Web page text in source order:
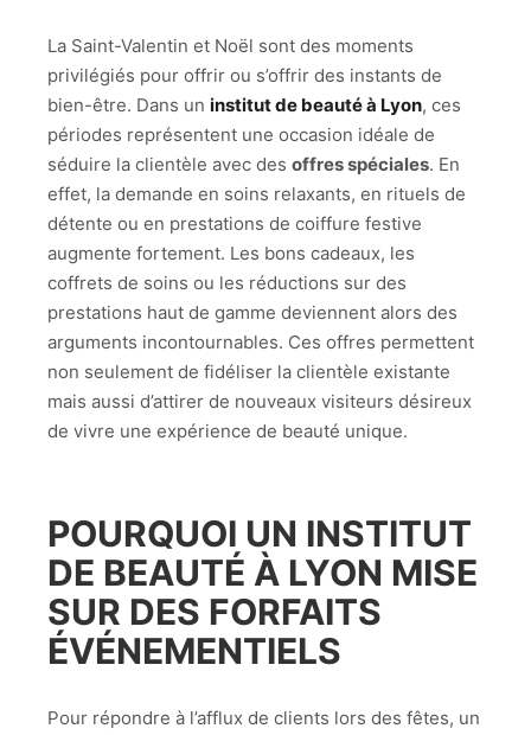
La Saint-Valentin et Noël sont des moments
privilégiés pour offrir ou s’offrir des instants de
bien-être. Dans un institut de beauté à Lyon, ces
périodes représentent une occasion idéale de
séduire la clientèle avec des offres spéciales. En
effet, la demande en soins relaxants, en rituels de
détente ou en prestations de coiffure festive
augmente fortement. Les bons cadeaux, les
coffrets de soins ou les réductions sur des
prestations haut de gamme deviennent alors des
arguments incontournables. Ces offres permettent
non seulement de fidéliser la clientèle existante
mais aussi d’attirer de nouveaux visiteurs désireux
de vivre une expérience de beauté unique.
POURQUOI UN INSTITUT
DE BEAUTÉ À LYON MISE
SUR DES FORFAITS
ÉVÉNEMENTIELS
Pour répondre à l’afflux de clients lors des fêtes, un